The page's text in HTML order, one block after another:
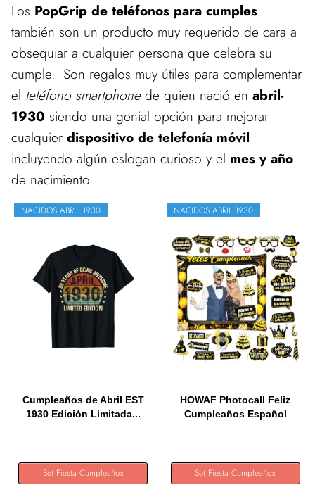
Los PopGrip de teléfonos para cumples
también son un producto muy requerido de cara a
obsequiar a cualquier persona que celebra su
cumple. Son regalos muy útiles para complementar
el teléfono smartphonede quien nació en abril-
1930 siendo una genial opción para mejorar
cualquier dispositivo de telefonía móvil
incluyendo algún eslogan curioso y el mes y año
de nacimiento.
NACIDOS ABRIL 1930
Cumpleaños de Abril EST
1930 Edición Limitada...
Set Fiesta Cumpleaños
NACIDOS ABRIL 1930
HOWAF Photocall Feliz
Cumpleaños Español
Set Fiesta Cumpleaños